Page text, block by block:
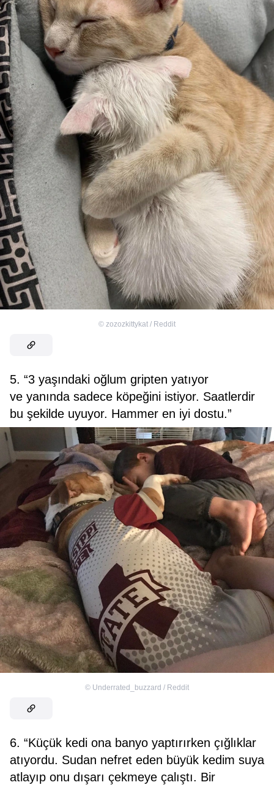
© zozozkittykat / Reddit
5. “3 yaşındaki oğlum gripten yatıyor
ve yanında sadece köpeğini istiyor. Saatlerdir
bu şekilde uyuyor. Hammer en iyi dostu.”
© Underrated_buzzard / Reddit
6. “Küçük kedi ona banyo yaptırırken çığlıklar
atıyordu. Sudan nefret eden büyük kedim suya
atlayıp onu dışarı çekmeye çalıştı. Bir